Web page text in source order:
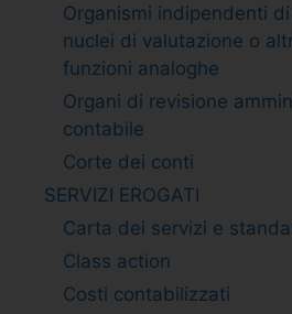
Organismi indipendenti
nuclei di valutazione o
funzioni analoghe
Organi di revisione
contabile
Corte dei conti
SERVIZI EROGATI
Carta dei servizi e
Class action
Costi contabilizzati